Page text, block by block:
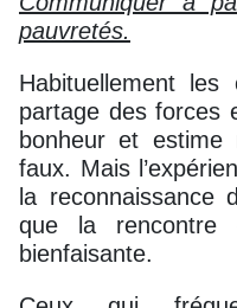
pauvretés.
Habituellement
partage des forces
bonheur et estime
faux. Mais
la reconnaissance
que la rencontre
bienfaisante.